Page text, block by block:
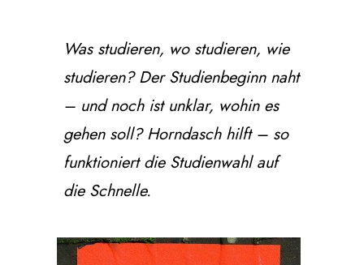
Was studieren, wo studieren, wie
studieren? Der Studienbeginn naht
– und noch ist unklar, wohin es
gehen soll? Horndasch hilft – so
funktioniert die Studienwahl auf
die Schnelle.